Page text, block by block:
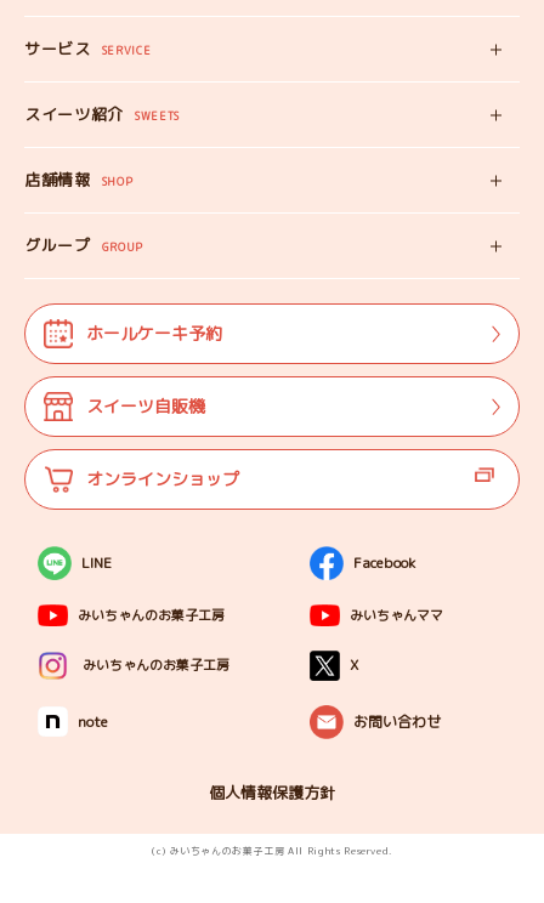
ホールケーキ予約
スイーツ自販機
オンラインショップ
みいちゃんのプロフィール
みいちゃんママの
サービス SERVICE
スイーツ自販機
工房見学
みいちゃんのSDGS
お仕事体験
よくある質問
スイーツ紹介 SWEETS
みいちゃんのスイーツ
オンラインショップ
店舗情報 SHOP
店舗情報
マップ
法人･団体様向け
ご案内
代表プロフィール
登壇実績
グループ GROUP
株式会社TANEBI
Shining Children
自分探しを
LINE Facebook
みいちゃんのお菓子工房 みいちゃんママ
みいちゃんのお菓子工房 X
note お問い合わせ
個人情報保護方針
(c) みいちゃんのお菓子工房 All Rights Reserved.